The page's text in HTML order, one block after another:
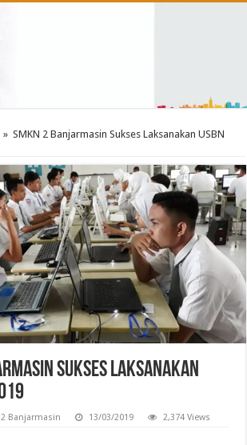
» SMKN 2 Banjarmasin Sukses Laksanakan USBN
Sukses Laksanakan
Banjarmasin 13/03/2019 2,374 Views